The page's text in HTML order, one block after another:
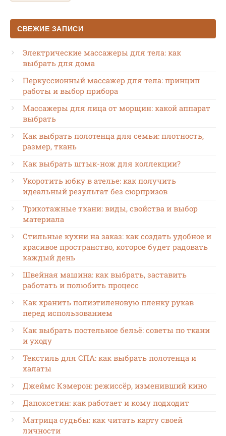
СВЕЖИЕ ЗАПИСИ
Электрические массажеры для тела: как
выбрать для дома
Перкуссионный массажер для тела: принцип
работы и выбор прибора
Массажеры для лица от морщин: какой аппарат
выбрать
Как выбрать полотенца для семьи: плотность,
размер, ткань
Как выбрать штык-нож для коллекции?
Укоротить юбку в ателье: как получить
идеальный результат без сюрпризов
Трикотажные ткани: виды, свойства и выбор
материала
Стильные кухни на заказ: как создать удобное и
красивое пространство, которое будет радовать
каждый день
Швейная машина: как выбрать, заставить
работать и полюбить процесс
Как хранить полиэтиленовую пленку рукав
перед использованием
Как выбрать постельное бельё: советы по ткани
и уходу
Текстиль для СПА: как выбрать полотенца и
халаты
Джеймс Кэмерон: режиссёр, изменивший кино
Дапоксетин: как работает и кому подходит
Матрица судьбы: как читать карту своей
личности